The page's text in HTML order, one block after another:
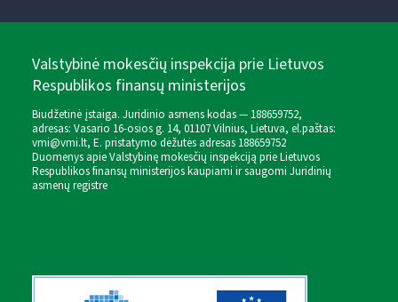
Valstybinė mokesčių inspekcija prie Lietuvos
Respublikos finansų ministerijos
Biudžetinė įstaiga. Juridinio asmens kodas — 188659752,
adresas: Vasario 16-osios g. 14, 01107 Vilnius, Lietuva, el.paštas:
vmi@vmi.lt, E. pristatymo dėžutės adresas 188659752
Duomenys apie Valstybinę mokesčių inspekciją prie Lietuvos
Respublikos finansų ministerijos kaupiami ir saugomi Juridinių
asmenų registre